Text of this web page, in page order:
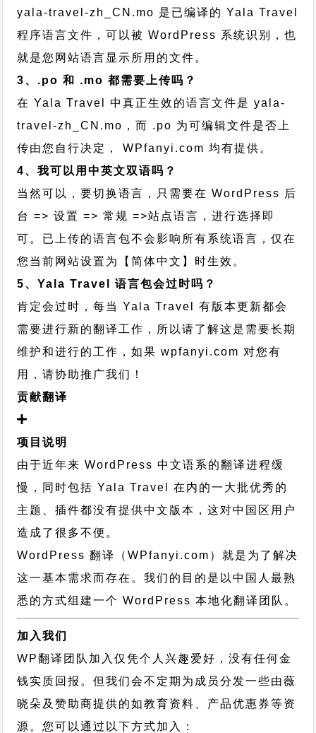
yala-travel-zh_CN.mo 是已编译的 Yala Travel
程序语言文件，可以被 WordPress 系统识别，也
就是您网站语言显示所用的文件。
3、.po 和 .mo 都需要上传吗？
在 Yala Travel 中真正生效的语言文件是 yala-
travel-zh_CN.mo，而 .po 为可编辑文件是否上
传由您自行决定， WPfanyi.com 均有提供。
4、我可以用中英文双语吗？
当然可以，要切换语言，只需要在 WordPress 后
台 => 设置 => 常规 =>站点语言，进行选择即
可。已上传的语言包不会影响所有系统语言，仅在
您当前网站设置为【简体中文】时生效。
5、Yala Travel 语言包会过时吗？
肯定会过时，每当 Yala Travel 有版本更新都会
需要进行新的翻译工作，所以请了解这是需要长期
维护和进行的工作，如果 wpfanyi.com 对您有
用，请协助推广我们！
贡献翻译
项目说明
由于近年来 WordPress 中文语系的翻译进程缓
慢，同时包括 Yala Travel 在内的一大批优秀的
主题、插件都没有提供中文版本，这对中国区用户
造成了很多不便。
WordPress 翻译（WPfanyi.com） 就是为了解决
这一基本需求而存在。我们的目的是以中国人最熟
悉的方式组建一个 WordPress 本地化翻译团队。
加入我们
WP翻译团队加入仅凭个人兴趣爱好，没有任何金
钱实质回报。但我们会不定期为成员分发一些由薇
晓朵及赞助商提供的如教育资料、产品优惠券等资
源。您可以通过以下方式加入：